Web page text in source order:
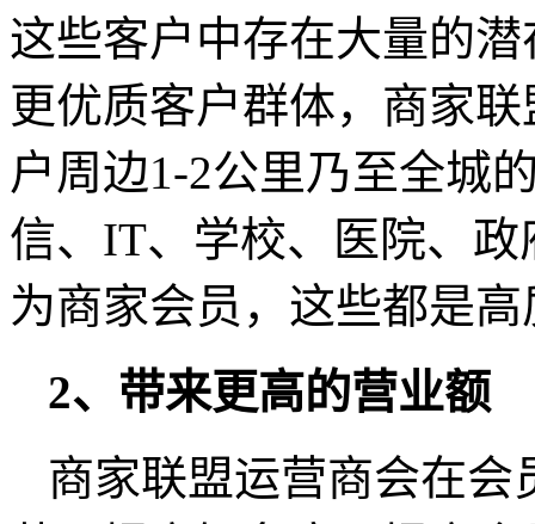
这些客户中存在大量的
更优质客户群体，商家
户周边1-2公里乃至全城
信、IT、学校、医院、
为商家会员，这些都是
2、带来更高的营业额
商家联盟运营商会在